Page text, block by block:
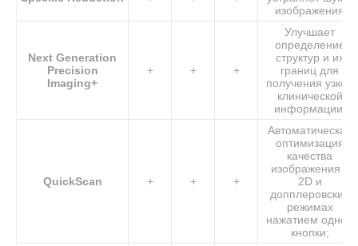
изображения
Next Generation
Precision
Imaging+
+ + +
Улучшает
определение
структур и их
границ для
получения узкой
клинической
информации;
QuickScan + + +
Автоматическая
оптимизация
качества
изображения в
2D и
допплеровских
режимах
нажатием одной
кнопки;